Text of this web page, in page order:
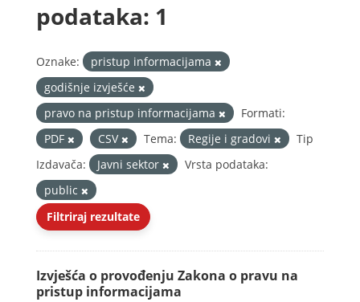
podataka: 1
Oznake:
pristup informacijama
godišnje izvješće
pravo na pristup informacijama
Formati:
PDF
CSV Tema: Regije i gradovi
Tip
Izdavača:
Javni sektor
Vrsta podataka:
public
Filtriraj rezultate
Izvješća o provođenju Zakona o pravu na
pristup informacijama